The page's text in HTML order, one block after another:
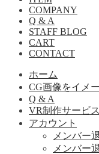
COMPANY
Q & A
STAFF BLOG
CART
CONTACT
ホーム
CG画像をイメ
Q & A
VR制作サービ
アカウント
メンバー
メンバー